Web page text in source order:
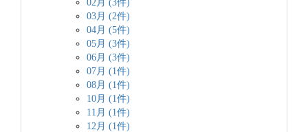
02月 (3件)
03月 (2件)
04月 (5件)
05月 (3件)
06月 (3件)
07月 (1件)
08月 (1件)
10月 (1件)
11月 (1件)
12月 (1件)